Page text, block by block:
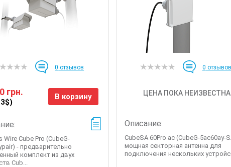
0 отзывов
грн. В корзину
Wire Cube Pro (CubeG-
- предварительно
комплект из двух
Cub...
0 отзывов
ЦЕНА ПОКА НЕИЗВЕСТНА
Описание:
CubeSA 60Pro ac (CubeG-5ac60ay-
мощная секторная антенна для
подключения нескольких